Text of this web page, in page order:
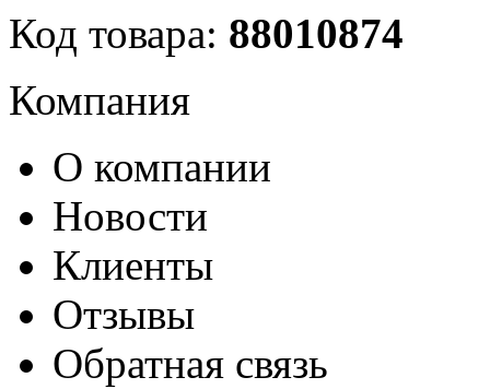
Код товара: 88010874
Компания
О компании
Новости
Клиенты
Отзывы
Обратная связь